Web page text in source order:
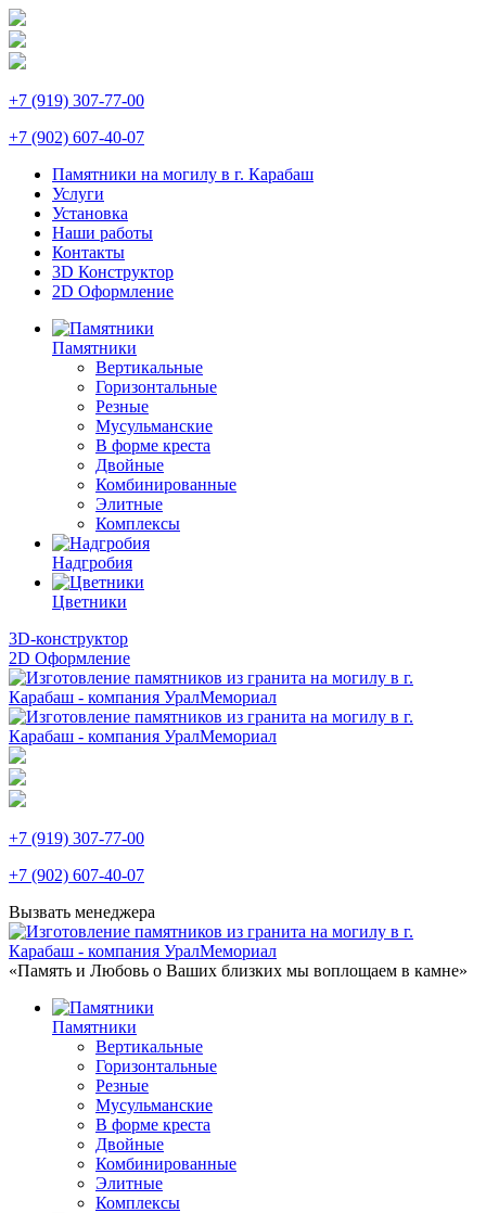
+7 (919) 307-77-00
+7 (902) 607-40-07
Памятники на могилу в г. Карабаш
Услуги
Установка
Наши работы
Контакты
3D Конструктор
2D Оформление
Памятники
Вертикальные
Горизонтальные
Резные
Мусульманские
В форме креста
Двойные
Комбинированные
Элитные
Комплексы
Надгробия
Цветники
3D-конструктор
2D Оформление
+7 (919) 307-77-00
+7 (902) 607-40-07
Вызвать менеджера
«Память и Любовь о Ваших близких мы воплощаем в камне»
Памятники
Вертикальные
Горизонтальные
Резные
Мусульманские
В форме креста
Двойные
Комбинированные
Элитные
Комплексы